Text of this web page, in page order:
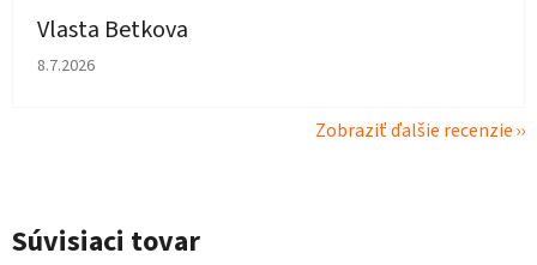
Vlasta Betkova
Hodnotenie obchodu je 4 z 5 hviezdičiek.
8.7.2026
Zobraziť ďalšie recenzie
Súvisiaci tovar